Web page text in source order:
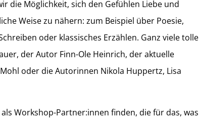
die Möglichkeit, sich den Gefühlen Liebe und
Weise zu nähern: zum Beispiel über Poesie,
oder klassisches Erzählen. Ganz viele tolle
der Autor Finn-Ole Heinrich, der aktuelle
oder die Autorinnen Nikola Huppertz, Lisa
Workshop-Partner:innen finden, die für das, was